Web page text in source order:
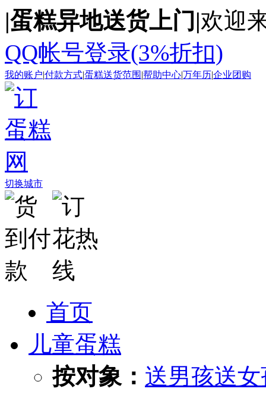
|蛋糕异地送货上门|欢迎
QQ帐号登录(3%折扣)
我的账户|付款方式|蛋糕送货范围 |帮助中心|万年历|企业团购
切换城市
首页
儿童蛋糕
按对象： 送男孩送女